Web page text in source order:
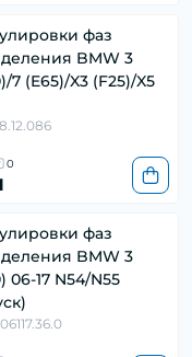
фаз
BMW 3
7 (E65)/X3 (F25)/X5
0
фаз
BMW 3
06-17 N54/N55